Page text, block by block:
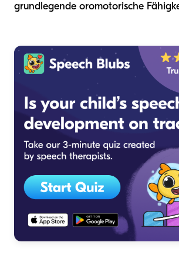
grundlegende oromotorische